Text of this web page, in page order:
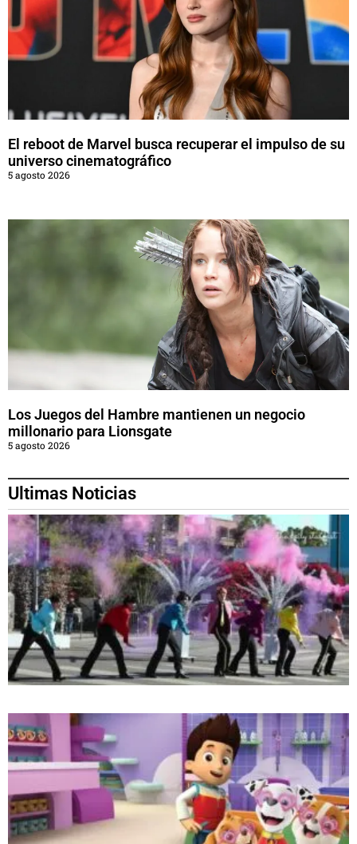
El reboot de Marvel busca recuperar el impulso de su
universo cinematográfico
5 agosto 2026
Los Juegos del Hambre mantienen un negocio
millonario para Lionsgate
5 agosto 2026
Ultimas Noticias